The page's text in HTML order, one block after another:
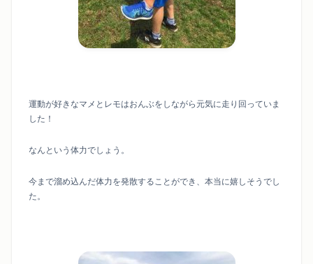
運動が好きなマメとレモはおんぶをしながら元気に走り回っていま
した！
なんという体力でしょう。
今まで溜め込んだ体力を発散することができ、本当に嬉しそうでし
た。